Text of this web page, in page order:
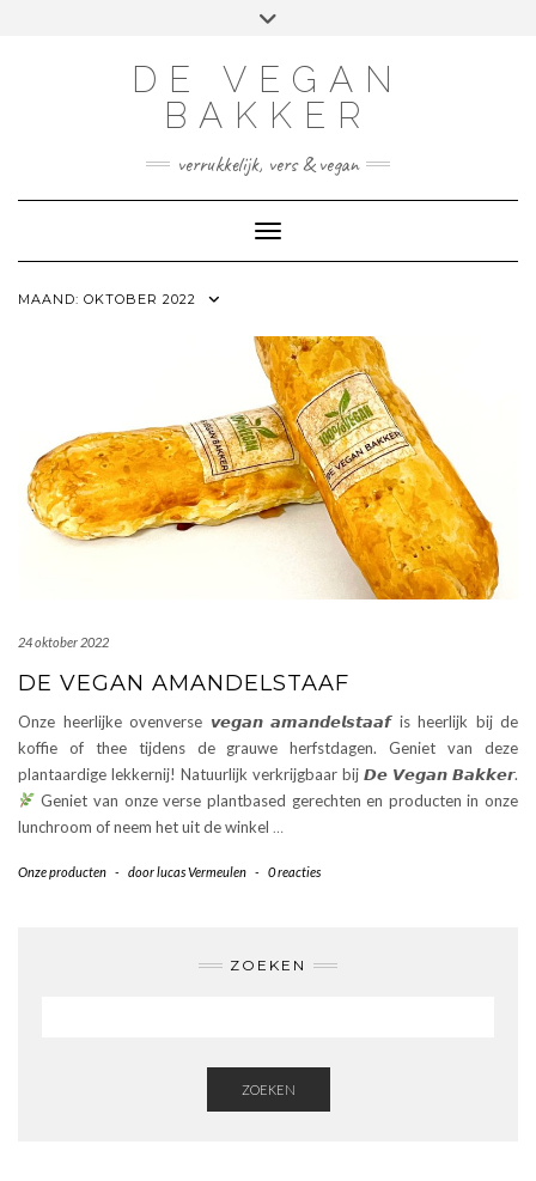
FACEBOOK
INSTAGRAM
TWITTER
DE VEGAN
BAKKER
verrukkelijk, vers & vegan
Toggle navigatie
MAAND: OKTOBER 2022
24 oktober 2022
DE VEGAN AMANDELSTAAF
Onze heerlijke ovenverse 𝙫𝙚𝙜𝙖𝙣 𝙖𝙢𝙖𝙣𝙙𝙚𝙡𝙨𝙩𝙖𝙖𝙛 is heerlijk bij de
koffie of thee tijdens de grauwe herfstdagen. Geniet van deze
plantaardige lekkernij! Natuurlijk verkrijgbaar bij 𝘿𝙚 𝙑𝙚𝙜𝙖𝙣 𝘽𝙖𝙠𝙠𝙚𝙧.
Geniet van onze verse plantbased gerechten en producten in onze
lunchroom of neem het uit de winkel …
Onze producten - doorlucas Vermeulen - 0 reacties
ZOEKEN
ZOEKEN